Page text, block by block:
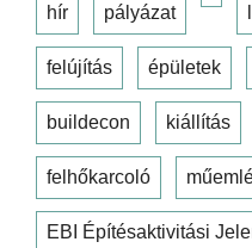
hír pályázat
felújítás épületek
buildecon kiállítás
felhőkarcoló
EBI Építésaktivitási